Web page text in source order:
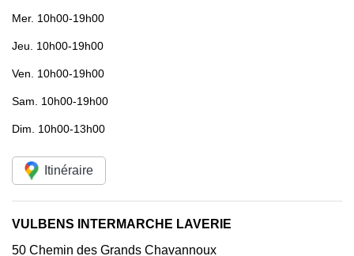
Mer. 10h00-19h00
Jeu. 10h00-19h00
Ven. 10h00-19h00
Sam. 10h00-19h00
Dim. 10h00-13h00
Itinéraire
VULBENS INTERMARCHE LAVERIE
50 Chemin des Grands Chavannoux